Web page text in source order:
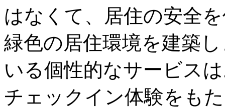
はなくて、居住の安全
緑色の居住環境を建築
いる個性的なサービス
チェックイン体験をも